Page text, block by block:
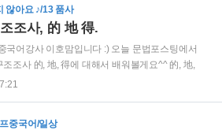
로 " nǐ shì nă guó rén " 의 발음을 발음표에서
시겠어요? 한글에서 자음과 모음이 각각 대각
, 해당하는 성모와 운모를 찾아서 대각선이 만
아가서 읽어보세요. "니 쓸 나꿔런" 이라고 읽으
않아요 ♪/13 품사
조사, 的 地 得.
국어강사 이호맘입니다 :) 오늘 문법포스팅에서
조조사 的, 地, 得에 대해서 배워볼게요^^ 的, 地,
은 전부 높낮이 성조가 없는 경성 de "떠" 라고
로 저는 늘 "삼떠"라고 가르친답니다^^ 단어끼
중국어/일상